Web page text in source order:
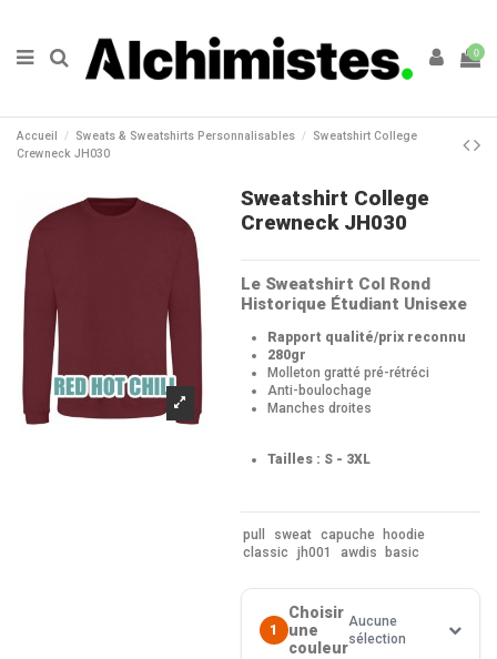
0
Accueil Sweats & Sweatshirts Personnalisables
Sweatshirt College
Crewneck JH030
Sweatshirt College
Crewneck JH030
Le Sweatshirt Col Rond
Historique Étudiant Unisexe
Rapport qualité/prix reconnu
280gr
Molleton gratté pré-rétréci
Anti-boulochage
Manches droites
Tailles : S - 3XL
pull sweat capuche
hoodie
classic
jh001 awdis basic
1
Choisir
une
couleur
Aucune
sélection